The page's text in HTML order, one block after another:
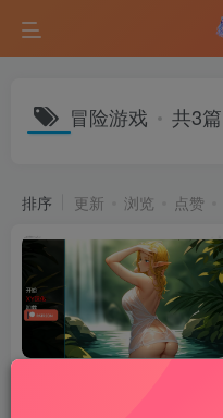
冒险游戏 共3篇
排序 更新 浏览 点赞